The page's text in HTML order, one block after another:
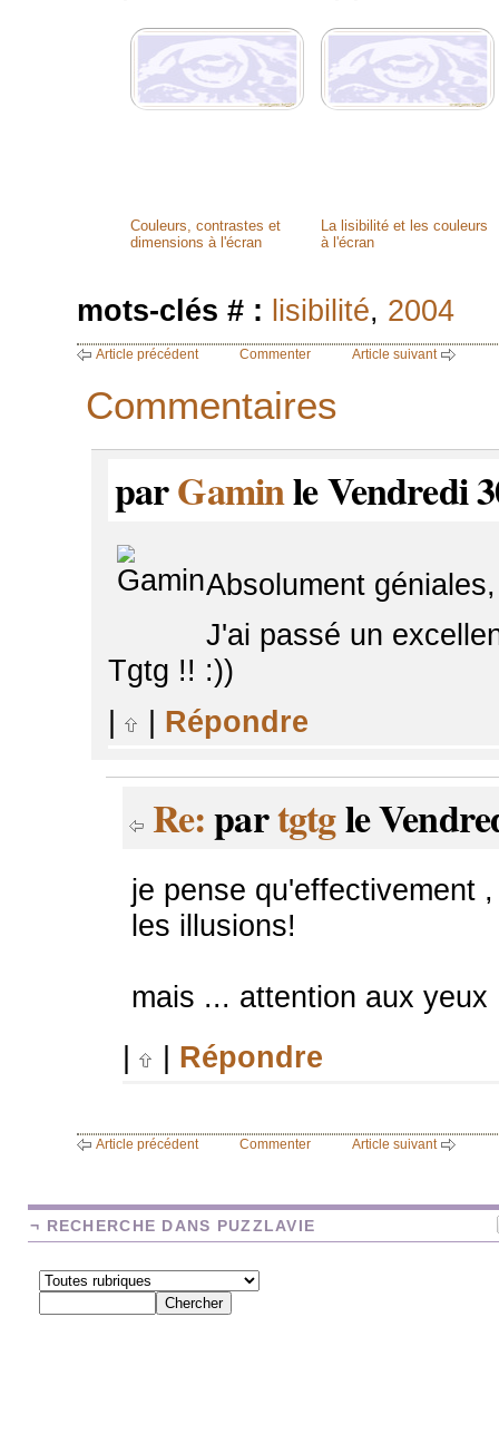
Couleurs, contrastes et
dimensions à l'écran
La lisibilité et les couleurs
à l'écran
mots-clés # : lisibilité, 2004
Article précédent Commenter Article suivant
Commentaires
parGaminle Vendredi
Absolument
J'ai passé un
Tgtg !! :))
Répondre
Re:partgtgle
je pense qu'effectivement
les illusions!
mais ... attention aux yeux
Répondre
Article précédent Commenter Article suivant
¬ RECHERCHE DANS PUZZLAVIE